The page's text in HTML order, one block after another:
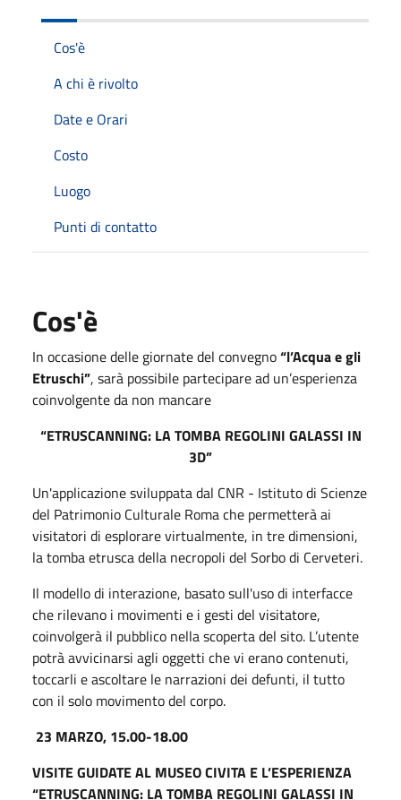
Cos'è
A chi è rivolto
Date e Orari
Costo
Luogo
Punti di contatto
Cos'è
In occasione delle giornate del convegno“l’Acqua e gli
Etruschi”, sarà possibile partecipare ad un’esperienza
coinvolgente da non mancare
“ETRUSCANNING: LA TOMBA REGOLINI GALASSI IN
3D”
Un'applicazione sviluppata dal CNR - Istituto di Scienze
del Patrimonio Culturale Roma che permetterà ai
visitatori di esplorare virtualmente, in tre dimensioni,
la tomba etrusca della necropoli del Sorbo di Cerveteri.
Il modello di interazione, basato sull'uso di interfacce
che rilevano i movimenti e i gesti del visitatore,
coinvolgerà il pubblico nella scoperta del sito. L’utente
potrà avvicinarsi agli oggetti che vi erano contenuti,
toccarli e ascoltare le narrazioni dei defunti, il tutto
con il solo movimento del corpo.
23 MARZO, 15.00-18.00
VISITE GUIDATE AL MUSEO CIVITA E L’ESPERIENZA
“ETRUSCANNING: LA TOMBA REGOLINI GALASSI IN